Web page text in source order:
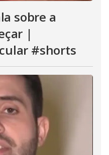
sobre a
|
#shorts